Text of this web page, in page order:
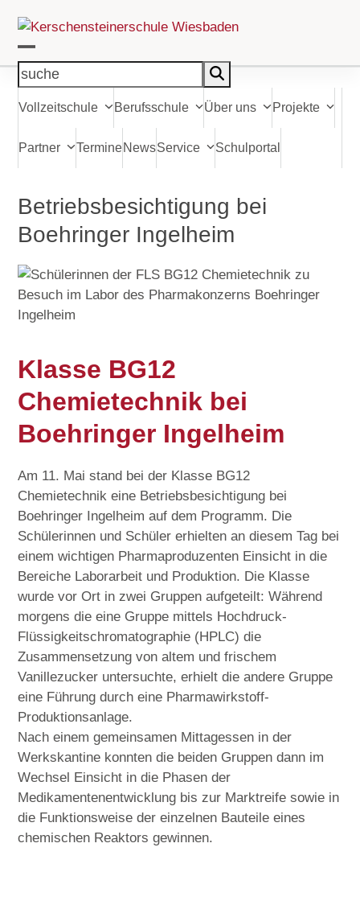
content
suche
Open
mobile
menu
Close
mobile
menu
Vollzeitschule Berufsschule Über uns Projekte
Partner TermineNewsService Schulportal
Betriebsbesichtigung bei
Boehringer Ingelheim
Klasse BG12
Chemietechnik bei
Boehringer Ingelheim
Am 11. Mai stand bei der Klasse BG12
Chemietechnik eine Betriebsbesichtigung bei
Boehringer Ingelheim auf dem Programm. Die
Schülerinnen und Schüler erhielten an diesem Tag bei
einem wichtigen Pharmaproduzenten Einsicht in die
Bereiche Laborarbeit und Produktion. Die Klasse
wurde vor Ort in zwei Gruppen aufgeteilt: Während
morgens die eine Gruppe mittels Hochdruck-
Flüssigkeitschromatographie (HPLC) die
Zusammensetzung von altem und frischem
Vanillezucker untersuchte, erhielt die andere Gruppe
eine Führung durch eine Pharmawirkstoff-
Produktionsanlage.
Nach einem gemeinsamen Mittagessen in der
Werkskantine konnten die beiden Gruppen dann im
Wechsel Einsicht in die Phasen der
Medikamentenentwicklung bis zur Marktreife sowie in
die Funktionsweise der einzelnen Bauteile eines
chemischen Reaktors gewinnen.